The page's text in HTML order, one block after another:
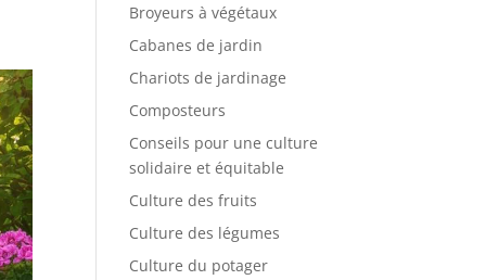
Broyeurs à végétaux
Cabanes de jardin
Chariots de jardinage
Composteurs
Conseils pour une culture
solidaire et équitable
Culture des fruits
Culture des légumes
Culture du potager